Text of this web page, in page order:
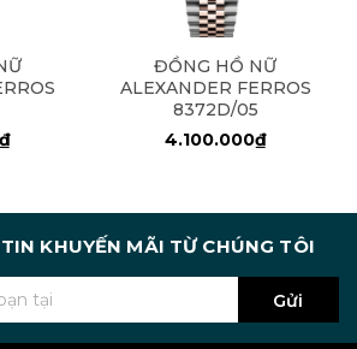
ĐỒNG HỒ NỮ
ALEXANDER FERROS
8372D/05
4.100.000₫
KHUYẾN MÃI TỪ CHÚNG TÔI
Gửi